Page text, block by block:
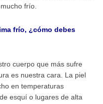
frío.
frío, ¿cómo debes
cuerpo que más sufre
es nuestra cara. La piel
en temperaturas
esquí o lugares de alta